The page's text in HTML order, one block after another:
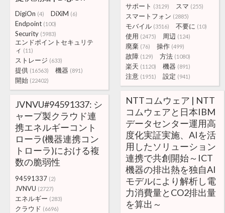
サポート (3129) スマ (255)
スマートフォン (2885)
モバイル (3516) 不要に (10)
使用 (2475) 周辺 (124)
廃棄 (76) 操作 (499)
故障 (129) 方法 (1080)
楽天 (1120) 機器 (891)
注意 (1951) 設定 (941)
DigiOn (4) DiXiM (6)
Endpoint (100)
Security (5983)
エンドポイントセキュリテ
ィ (11)
ストレージ (633)
提供 (16563) 機器 (891)
開始 (22402)
NTTコムウェア | NTT
コムウェアと日本IBM
データセンター運用高
度化実証実施、AIを活
用したソリューション
連携で共創開始～ICT
機器の排出熱を独自AI
モデルにより解析し電
力消費量とCO2排出量
を算出～
JVNVU#94591337: シ
ャープ製クラウド連
携エネルギーコント
ローラ(機器連携コン
トローラ)における複
数の脆弱性
94591337 (2)
JVNVU (2727)
エネルギー (283)
クラウド (6696)